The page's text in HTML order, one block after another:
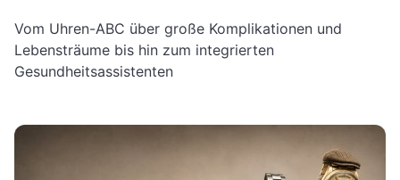
Vom Uhren-ABC über große Komplikationen und
Lebensträume bis hin zum integrierten
Gesundheitsassistenten